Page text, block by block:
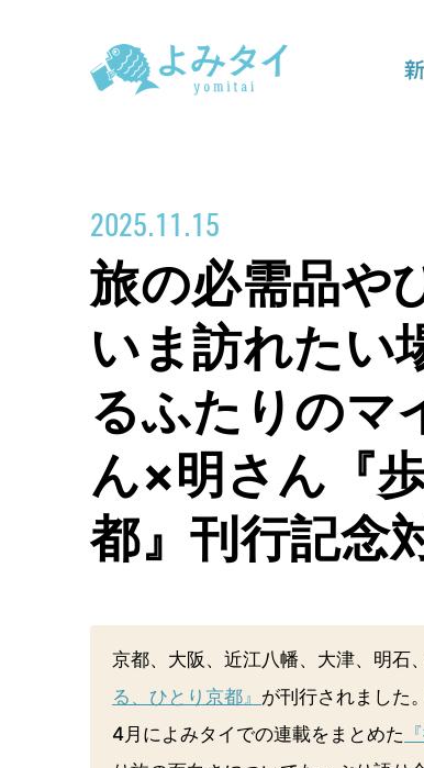
2025.11.15
旅の必需品や
いま訪れたい
るふたりのマ
ん×明さん『
都』刊行記念
京都、大阪、近江八幡、大津、明石
る、ひとり京都』 が刊行されました
4月によみタイでの連載をまとめた